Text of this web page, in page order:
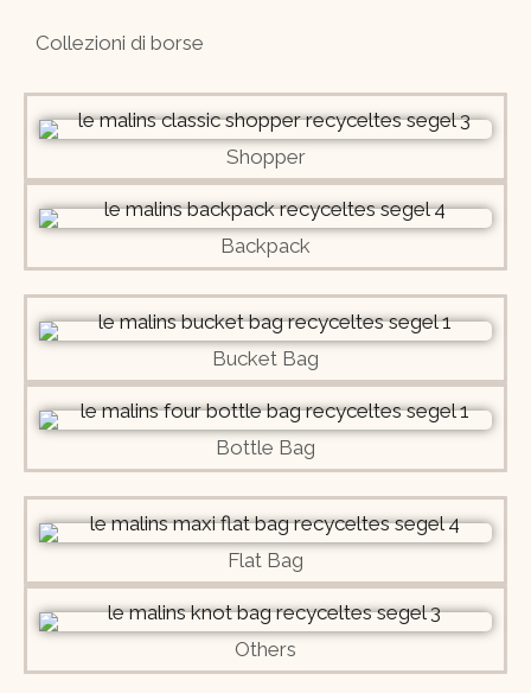
Collezioni di borse
Shopper
Backpack
Bucket Bag
Bottle Bag
Flat Bag
Others